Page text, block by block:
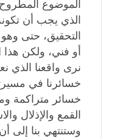
الموضوع
الذي يجب أن
التحقيق، حتى
أو فني، ولكن هذا
نرى واقعنا الذي
خسائرنا في
خسائر متراكمة
القمع والإذلال
وستنتهي بنا إلى